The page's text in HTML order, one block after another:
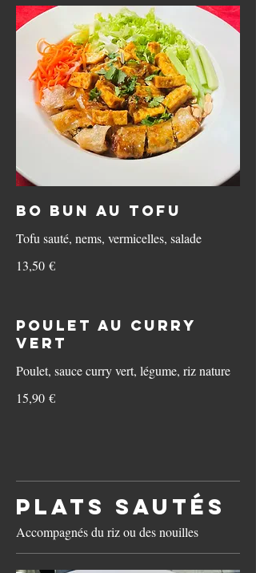
Bo Bun au Tofu
Tofu sauté, nems, vermicelles, salade
13,50 €
Poulet au curry
vert
Poulet, sauce curry vert, légume, riz nature
15,90 €
Plats sautés
Accompagnés du riz ou des nouilles